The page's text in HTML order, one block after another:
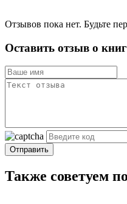
Отзывов пока нет. Будьте
Оставить отзыв о
Отправить
Также советуем